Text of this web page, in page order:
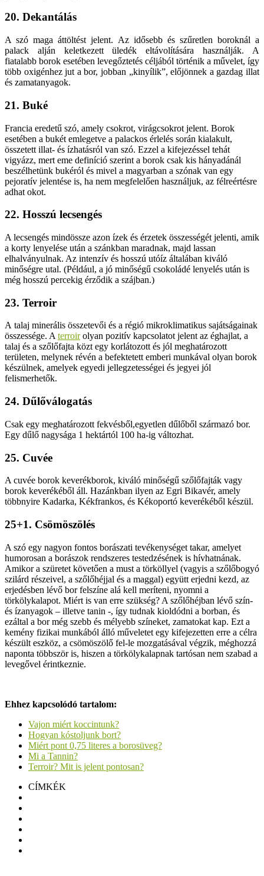
20. Dekantálás
A szó maga áttöltést jelent. Az idősebb és szűretlen boroknál a
palack alján keletkezett üledék eltávolítására használják. A
fiatalabb borok esetében levegőztetés céljából történik a művelet, így
több oxigénhez jut a bor, jobban „kinyílik”, előjönnek a gazdag illat
és zamatanyagok.
21. Buké
Francia eredetű szó, amely csokrot, virágcsokrot jelent. Borok
esetében a bukét emlegetve a palackos érlelés során kialakult,
összetett illat- és ízhatásról van szó. Ezzel a kifejezéssel tehát
vigyázz, mert eme definíció szerint a borok csak kis hányadánál
beszélhetünk bukéról és mivel a magyarban a szónak van egy
pejoratív jelentése is, ha nem megfelelően használjuk, az félreértésre
adhat okot.
22. Hosszú lecsengés
A lecsengés mindössze azon ízek és érzetek összességét jelenti, amik
a korty lenyelése után a szánkban maradnak, majd lassan
elhalványulnak. Az intenzív és hosszú utóíz általában kiváló
minőségre utal. (Például, a jó minőségű csokoládé lenyelés után is
még hosszú percekig érződik a szájban.)
23. Terroir
A talaj minerális összetevői és a régió mikroklimatikus sajátságainak
összessége. Aterroirolyan pozitív kapcsolatot jelent az éghajlat, a
talaj és a szőlőfajta közt egy korlátozott és jól meghatározott
területen, melynek révén a befektetett emberi munkával olyan borok
készülnek, amelyek egyedi jellegzetességei és jegyei jól
felismerhetők.
24. Dűlőválogatás
Csak egy meghatározott fekvésből,egyetlen dűlőből származó bor.
Egy dűlő nagysága 1 hektártól 100 ha-ig változhat.
25. Cuvée
A cuvée borok keverékborok, kiváló minőségű szőlőfajták vagy
borok keverékéből áll. Hazánkban ilyen az Egri Bikavér, amely
többnyire Kadarka, Kékfrankos, és Kékoportó keverékéből készül.
25+1. Csömöszölés
A szó egy nagyon fontos borászati tevékenységet takar, amelyet
humorosan a borászok rendszeres testedzésének is hívhatnának.
Amikor a szüretet követően a must a törköllyel (vagyis a szőlőbogyó
szilárd részeivel, a szőlőhéjjal és a maggal) együtt erjedni kezd, az
erjedésben lévő bor felszíne alá kell meríteni, nyomni a
törkölykalapot. Miért is van erre szükség? A szőlőhéjban lévő szín-
és ízanyagok – illetve tanin -, így tudnak kioldódni a borban, és
ezáltal a bor még szebb és mélyebb színeket, zamatokat kap. Ezt a
kemény fizikai munkából álló műveletet egy kifejezetten erre a célra
készült eszköz, a csömöszölő fel-le mozgatásával végzik, méghozzá
naponta többször is, hiszen a törkölykalapnak tartósan nem szabad a
levegővel érintkeznie.
Ehhez kapcsolódó tartalom:
Vajon miért koccintunk?
Hogyan kóstoljunk bort?
Miért pont 0,75 literes a borosüveg?
Mi a Tannin?
Terroir? Mit is jelent pontosan?
CÍMKÉK